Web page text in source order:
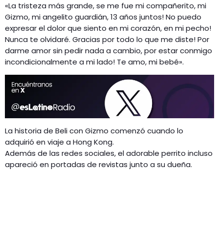
«La tristeza más grande, se me fue mi compañerito, mi
Gizmo, mi angelito guardián, 13 años juntos! No puedo
expresar el dolor que siento en mi corazón, en mi pecho!
Nunca te olvidaré. Gracias por todo lo que me diste! Por
darme amor sin pedir nada a cambio, por estar conmigo
incondicionalmente a mi lado! Te amo, mi bebé».
La historia de Beli con Gizmo comenzó cuando lo
adquirió en viaje a Hong Kong.
Además de las redes sociales, el adorable perrito incluso
apareció en portadas de revistas junto a su dueña.